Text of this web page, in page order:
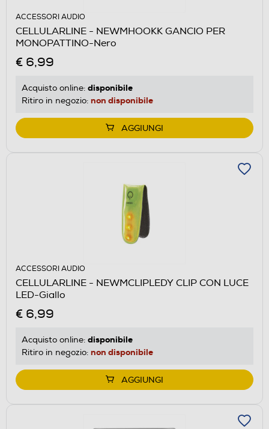
ACCESSORI AUDIO
CELLULARLINE - NEWMHOOKK GANCIO PER
MONOPATTINO-Nero
€ 6,99
Acquisto online: disponibile
Ritiro in negozio: non disponibile
AGGIUNGI
ACCESSORI AUDIO
CELLULARLINE - NEWMCLIPLEDY CLIP CON LUCE
LED-Giallo
€ 6,99
Acquisto online: disponibile
Ritiro in negozio: non disponibile
AGGIUNGI